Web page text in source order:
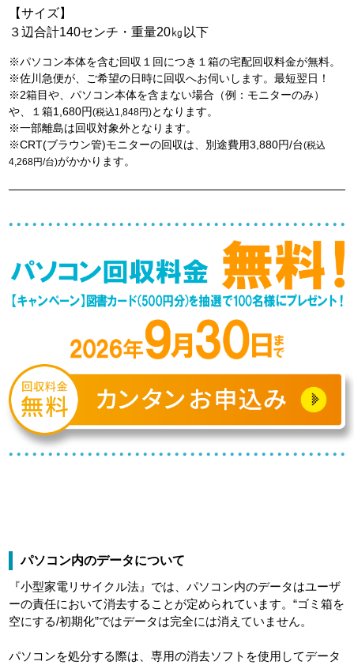
【サイズ】
３辺合計140センチ・重量20㎏以下
※パソコン本体を含む回収１回につき１箱の宅配回収料金が無料。
※佐川急便が、ご希望の日時に回収へお伺いします。最短翌日！
※2箱目や、パソコン本体を含まない場合（例：モニターのみ）
や、１箱1,680円(税込1,848円)となります。
※一部離島は回収対象外となります。
※CRT(ブラウン管)モニターの回収は、別途費用3,880円/台(税込
4,268円/台)がかかります。
パソコン内のデータについて
『小型家電リサイクル法』では、パソコン内のデータはユーザ
ーの責任において消去することが定められています。“ゴミ箱を
空にする/初期化”ではデータは完全には消えていません。
パソコンを処分する際は、専用の消去ソフトを使用してデータ